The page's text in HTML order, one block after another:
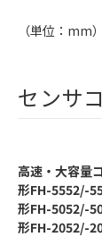
（単位：mm）
センサ
高速・大容量
形FH-5552/-
形FH-5052/-
形FH-2052/-